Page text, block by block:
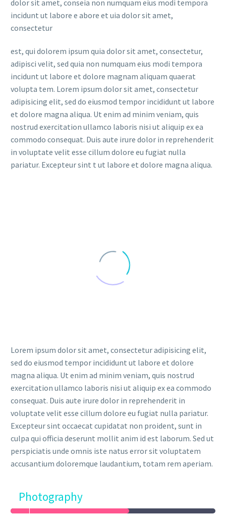
dolor sit amet, conseia non numquam eius modi tempora
incidunt ut labore e abore et uia dolor sit amet,
consectetur
est, qui dolorem ipsum quia dolor sit amet, consectetur,
adipisci velit, sed quia non numquam eius modi tempora
incidunt ut labore et dolore magnam aliquam quaerat
volupta tem. Lorem ipsum dolor sit amet, consectetur
adipisicing elit, sed do eiusmod tempor incididunt ut labore
et dolore magna aliqua. Ut enim ad minim veniam, quis
nostrud exercitation ullamco laboris nisi ut aliquip ex ea
commodo consequat. Duis aute irure dolor in reprehenderit
in voluptate velit esse cillum dolore eu fugiat nulla
pariatur. Excepteur sint t ut labore et dolore magna aliqua.
Lorem ipsum dolor sit amet, consectetur adipisicing elit,
sed do eiusmod tempor incididunt ut labore et dolore
magna aliqua. Ut enim ad minim veniam, quis nostrud
exercitation ullamco laboris nisi ut aliquip ex ea commodo
consequat. Duis aute irure dolor in reprehenderit in
voluptate velit esse cillum dolore eu fugiat nulla pariatur.
Excepteur sint occaecat cupidatat non proident, sunt in
culpa qui officia deserunt mollit anim id est laborum. Sed ut
perspiciatis unde omnis iste natus error sit voluptatem
accusantium doloremque laudantium, totam rem aperiam.
Photography